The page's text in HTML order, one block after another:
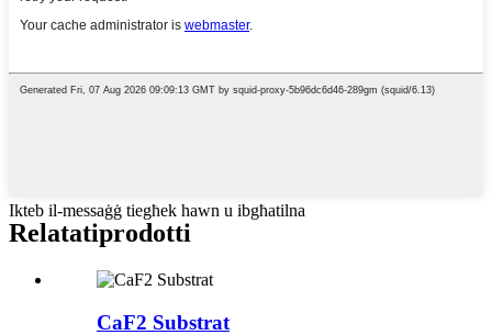
Ikteb il-messaġġ tiegħek hawn u ibgħatilna
Relatatiprodotti
CaF2 Substrat